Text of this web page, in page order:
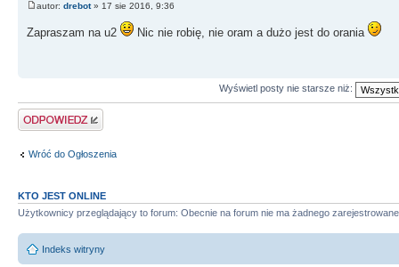
autor: drebot» 17 sie 2016, 9:36
Zapraszam na u2 Nic nie robię, nie oram a dużo jest do orania
Wyświetl posty nie starsze niż:
Odpowiedz
Wróć do Ogłoszenia
KTO JEST ONLINE
Użytkownicy przeglądający to forum: Obecnie na forum nie ma żadnego
Indeks witryny